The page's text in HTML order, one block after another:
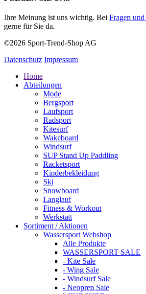
Ihre Meinung ist uns wichtig. Bei Fragen
gerne für Sie da.
©2026 Sport-Trend-Shop AG
Datenschutz Impressum
Home
Abteilungen
Mode
Bergsport
Laufsport
Radsport
Kitesurf
Wakeboard
Windsurf
SUP Stand Up Paddling
Racketsport
Kinderbekleidung
Ski
Snowboard
Langlauf
Fitness & Workout
Werkstatt
Sortiment / Aktionen
Wassersport Webshop
Alle Produkte
WASSERSPORT SALE
- Kite Sale
- Wing Sale
- Windsurf Sale
- Neopren Sale